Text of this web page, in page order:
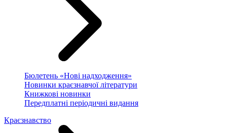
Бюлетень «Нові надходження»
Новинки краєзнавчої літератури
Книжкові новинки
Передплатні періодичні видання
Краєзнавство